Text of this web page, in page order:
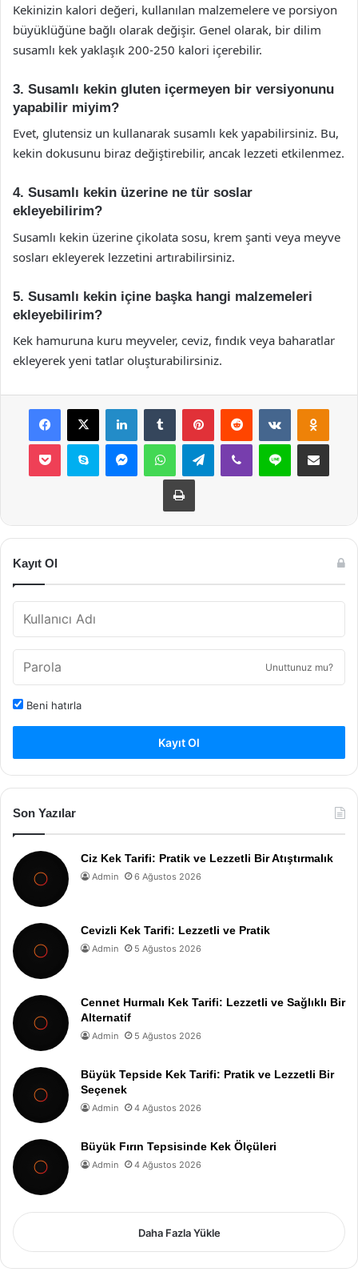
Kekinizin kalori değeri, kullanılan malzemelere ve porsiyon
büyüklüğüne bağlı olarak değişir. Genel olarak, bir dilim
susamlı kek yaklaşık 200-250 kalori içerebilir.
3. Susamlı kekin gluten içermeyen bir versiyonunu
yapabilir miyim?
Evet, glutensiz un kullanarak susamlı kek yapabilirsiniz. Bu,
kekin dokusunu biraz değiştirebilir, ancak lezzeti etkilenmez.
4. Susamlı kekin üzerine ne tür soslar
ekleyebilirim?
Susamlı kekin üzerine çikolata sosu, krem şanti veya meyve
sosları ekleyerek lezzetini artırabilirsiniz.
5. Susamlı kekin içine başka hangi malzemeleri
ekleyebilirim?
Kek hamuruna kuru meyveler, ceviz, fındık veya baharatlar
ekleyerek yeni tatlar oluşturabilirsiniz.
Facebook
X LinkedInTumblr PinterestReddit VKontakte
Pocket Skype MessengerWhatsAppTelegramViber Line E-Posta ile
Yazdır
Kayıt Ol
Unuttunuz mu?
Beni hatırla
Kayıt Ol
Son Yazılar
Ciz Kek Tarifi: Pratik ve Lezzetli Bir Atıştırmalık
Admin 6 Ağustos 2026
Cevizli Kek Tarifi: Lezzetli ve Pratik
Admin 5 Ağustos 2026
Cennet Hurmalı Kek Tarifi: Lezzetli ve Sağlıklı Bir
Alternatif
Admin 5 Ağustos 2026
Büyük Tepside Kek Tarifi: Pratik ve Lezzetli Bir
Seçenek
Admin 4 Ağustos 2026
Büyük Fırın Tepsisinde Kek Ölçüleri
Admin 4 Ağustos 2026
Daha Fazla Yükle